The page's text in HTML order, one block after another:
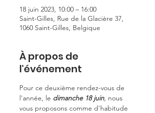
18 juin 2023, 10:00 – 16:00
Saint-Gilles, Rue de la Glacière 37,
1060 Saint-Gilles, Belgique
À propos de
l'événement
Pour ce deuxième rendez-vous de
l'année, le dimanche 18 juin, nous
vous proposons comme d'habitude